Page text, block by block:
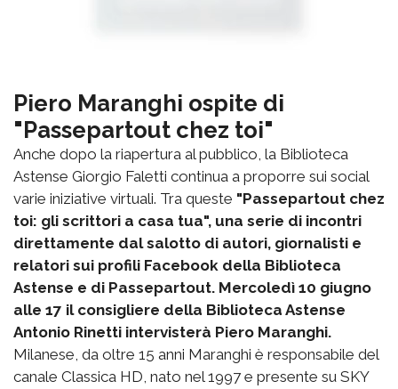
Piero Maranghi ospite di
"Passepartout chez toi"
Anche dopo la riapertura al pubblico, la Biblioteca
Astense Giorgio Faletti continua a proporre sui social
varie iniziative virtuali. Tra queste "Passepartout chez
toi: gli scrittori a casa tua", una serie di incontri
direttamente dal salotto di autori, giornalisti e
relatori sui profili Facebook della Biblioteca
Astense e di Passepartout. Mercoledì 10 giugno
alle 17 il consigliere della Biblioteca Astense
Antonio Rinetti intervisterà Piero Maranghi.
Milanese, da oltre 15 anni Maranghi è responsabile del
canale Classica HD, nato nel 1997 e presente su SKY